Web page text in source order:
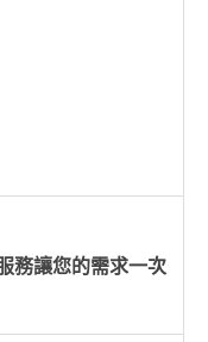
務讓您的需求一次